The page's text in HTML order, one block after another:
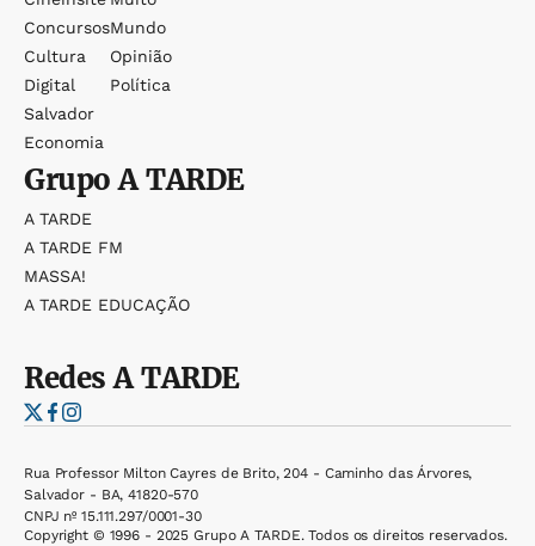
Concursos
Cultura
Digital
Salvador
Economia
Mundo
Opinião
Política
GrupoA TARDE
A TARDE
A TARDE FM
MASSA!
A TARDE EDUCAÇÃO
RedesA TARDE
Rua Professor Milton Cayres de Brito, 204 - Caminho das Árvores,
Salvador - BA, 41820-570
CNPJ nº 15.111.297/0001-30
Copyright © 1996 - 2025 Grupo A TARDE. Todos os direitos reservados.